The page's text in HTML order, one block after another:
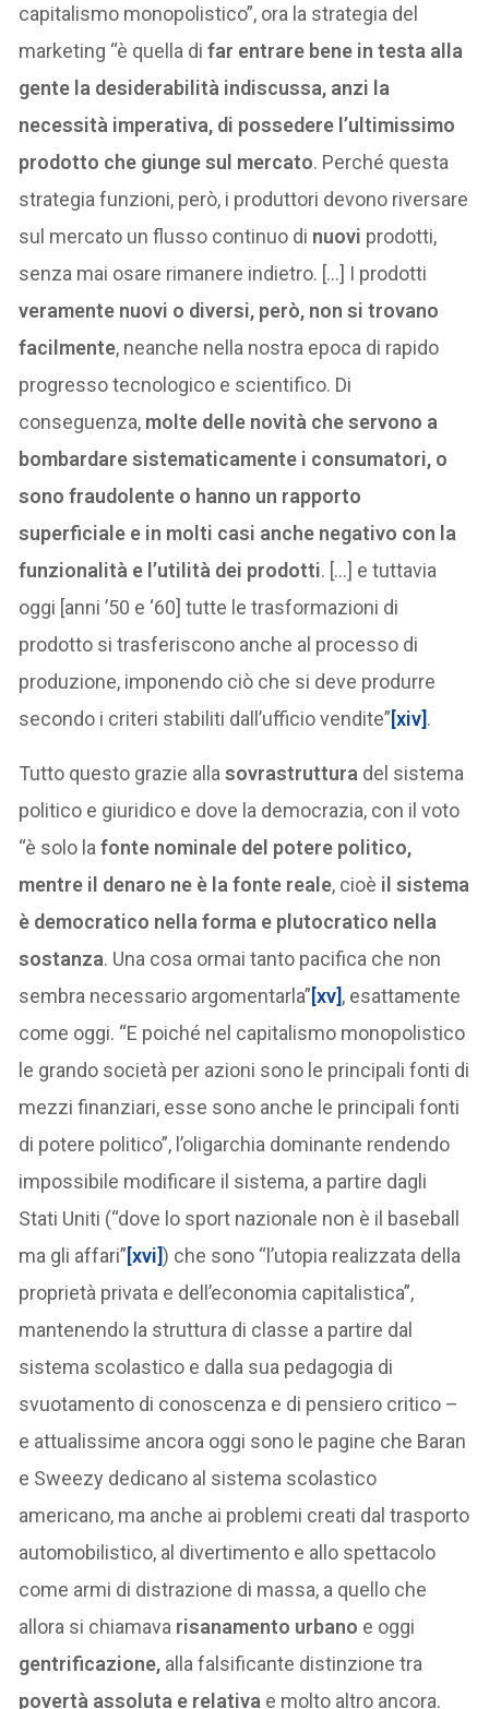
capitalismo monopolistico”, ora la strategia del
marketing “è quella difar entrare bene in testa alla
gente la desiderabilità indiscussa, anzi la
necessità imperativa, di possedere l’ultimissimo
prodotto che giunge sul mercato. Perché questa
strategia funzioni, però, i produttori devono riversare
sul mercato un flusso continuo di nuovi prodotti,
senza mai osare rimanere indietro. […] I prodotti
veramente nuovi o diversi, però, non si trovano
facilmente, neanche nella nostra epoca di rapido
progresso tecnologico e scientifico. Di
conseguenza, molte delle novità che servono a
bombardare sistematicamente i consumatori, o
sono fraudolente o hanno un rapporto
superficiale e in molti casi anche negativo con la
funzionalità e l’utilità dei prodotti. […] e tuttavia
oggi [anni ’50 e ‘60] tutte le trasformazioni di
prodotto si trasferiscono anche al processo di
produzione, imponendo ciò che si deve produrre
secondo i criteri stabiliti dall’ufficio vendite”[xiv].
Tutto questo grazie allasovrastruttura del sistema
politico e giuridico e dove la democrazia, con il voto
“è solo lafonte nominale del potere politico,
mentre il denaro ne è la fonte reale, cioè il sistema
è democratico nella forma e plutocratico nella
sostanza. Una cosa ormai tanto pacifica che non
sembra necessario argomentarla”[xv], esattamente
come oggi. “E poiché nel capitalismo monopolistico
le grando società per azioni sono le principali fonti di
mezzi finanziari, esse sono anche le principali fonti
di potere politico”, l’oligarchia dominante rendendo
impossibile modificare il sistema, a partire dagli
Stati Uniti (“dove lo sport nazionale non è il baseball
ma gli affari”[xvi]) che sono “l’utopia realizzata della
proprietà privata e dell’economia capitalistica”,
mantenendo la struttura di classe a partire dal
sistema scolastico e dalla sua pedagogia di
svuotamento di conoscenza e di pensiero critico –
e attualissime ancora oggi sono le pagine che Baran
e Sweezy dedicano al sistema scolastico
americano, ma anche ai problemi creati dal trasporto
automobilistico, al divertimento e allo spettacolo
come armi di distrazione di massa, a quello che
allora si chiamava risanamento urbano e oggi
gentrificazione, alla falsificante distinzione tra
povertà assoluta e relativa e molto altro ancora.